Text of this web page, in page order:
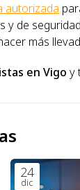
autorizada
y de
más
en Vigo y
24
dic